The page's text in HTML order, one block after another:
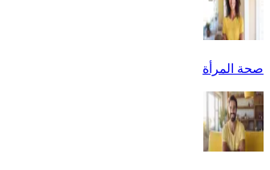
صحة المرأة